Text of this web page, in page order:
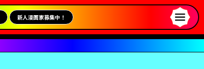
新人漫画家募集中！